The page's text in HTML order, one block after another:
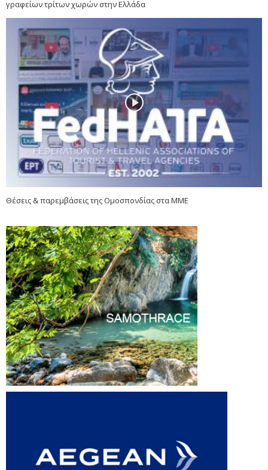
γραφείων τρίτων χωρών στην Ελλάδα
Θέσεις & παρεμβάσεις της Ομοσπονδίας στα ΜΜΕ